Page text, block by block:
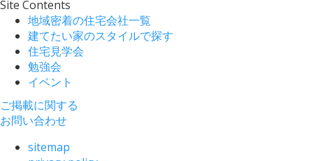
Site Contents
地域密着の住宅会社一覧
建てたい家のスタイルで探す
住宅見学会
勉強会
イベント
ご掲載に関する
お問い合わせ
sitemap